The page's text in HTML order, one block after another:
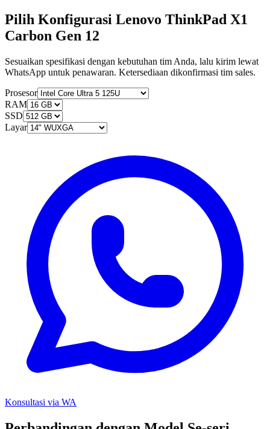
Pilih Konfigurasi Lenovo ThinkPad X1
Carbon Gen 12
Sesuaikan spesifikasi dengan kebutuhan tim Anda, lalu kirim lewat
WhatsApp untuk penawaran. Ketersediaan dikonfirmasi tim sales.
Prosesor
RAM
SSD
Layar
Konsultasi via WA